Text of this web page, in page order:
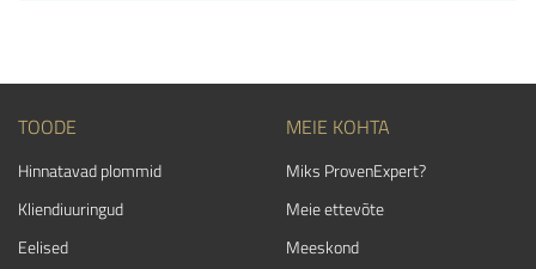
TOODE
Hinnatavad plommid
Kliendiuuringud
Eelised
MEIE KOHTA
Miks ProvenExpert?
Meie ettevõte
Meeskond